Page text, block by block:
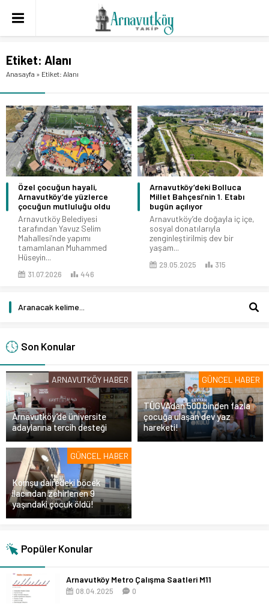
Etiket: Alanı
Anasayfa » Etiket: Alanı
Özel çocuğun hayali,
Arnavutköy’de yüzlerce
çocuğun mutluluğu oldu
Arnavutköy Belediyesi
tarafından Yavuz Selim
Mahallesi’nde yapımı
tamamlanan Muhammed
Hüseyin...
31.07.2026 446
Arnavutköy’deki Bolluca
Millet Bahçesi’nin 1. Etabı
bugün açılıyor
Arnavutköy’de doğayla iç içe,
sosyal donatılarıyla
zenginleştirilmiş dev bir
yaşam...
29.05.2025 315
Son Konular
ARNAVUTKÖY HABER
Arnavutköy’de üniversite
adaylarına tercih desteği
GÜNCEL HABER
TÜGVA’dan 500 binden fazla
çocuğa ulaşan dev yaz
hareketi!
GÜNCEL HABER
Komşu dairedeki böcek
ilacından zehirlenen 9
yaşındaki çocuk öldü!
Popüler Konular
Arnavutköy Metro Çalışma Saatleri M11
08.04.2025 0